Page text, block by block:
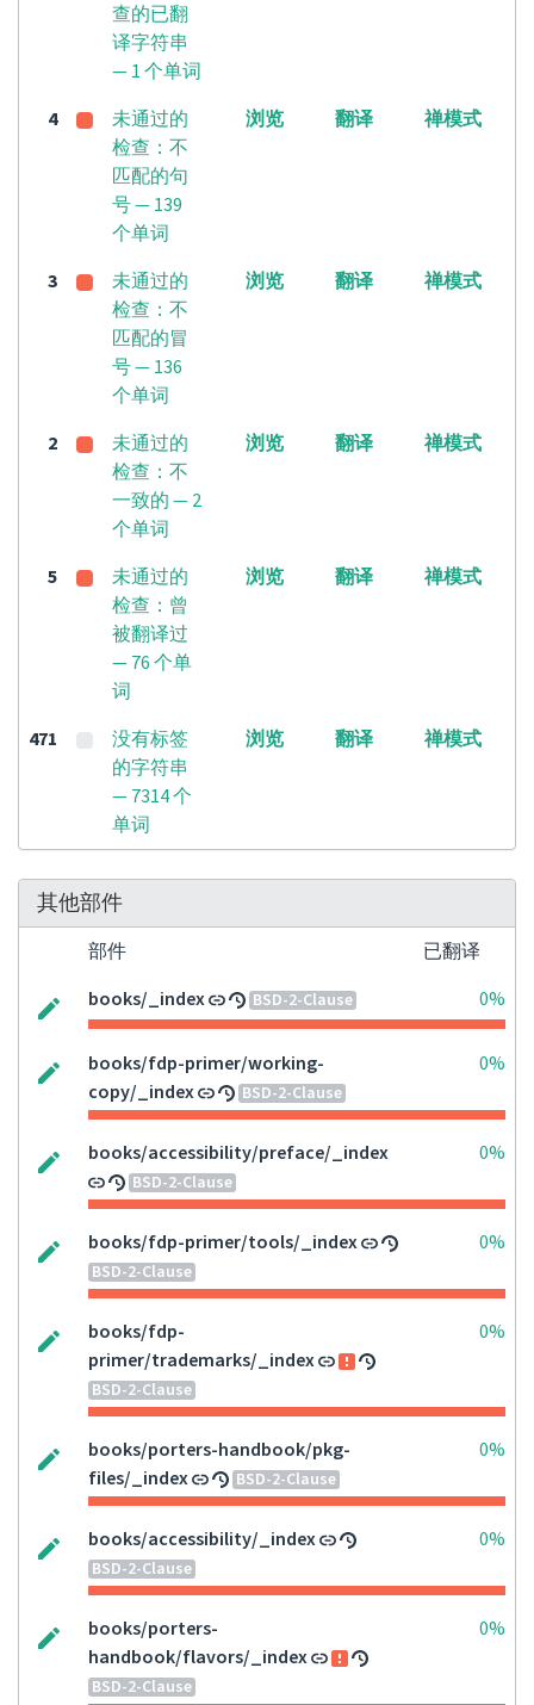
查的已翻
译字符串
— 1 个单词
4
未通过的
检查：不
匹配的句
号 — 139
个单词
浏览 翻译 禅模式
3
未通过的
检查：不
匹配的冒
号 — 136
个单词
浏览 翻译 禅模式
2
未通过的
检查：不
一致的 — 2
个单词
浏览 翻译 禅模式
5
未通过的
检查：曾
被翻译过
— 76 个单
词
浏览 翻译 禅模式
471
没有标签
的字符串
— 7314 个
单词
浏览 翻译 禅模式
其他部件
部件
已翻译
books/_index
BSD-2-Clause 0%
books/fdp-primer/working-
copy/_index
BSD-2-Clause
0%
books/accessibility/preface/_index
BSD-2-Clause
0%
books/fdp-primer/tools/_index
BSD-2-Clause
0%
books/fdp-
primer/trademarks/_index
BSD-2-Clause
0%
books/porters-handbook/pkg-
files/_index
BSD-2-Clause
0%
books/accessibility/_index
BSD-2-Clause
0%
books/porters-
handbook/flavors/_index
BSD-2-Clause
0%